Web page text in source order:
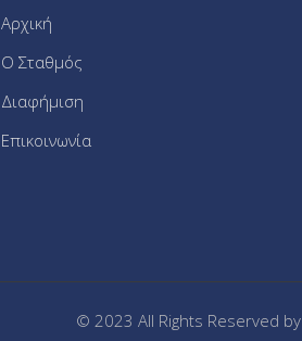
Αρχική
Ο Σταθμός
Διαφήμιση
Επικοινωνία
© 2023 All Rights Reserved by